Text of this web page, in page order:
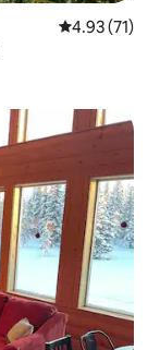
レビュー71
4.93 (71)